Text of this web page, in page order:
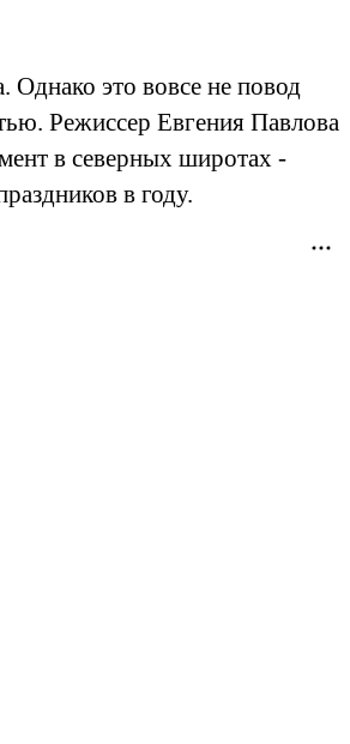
это вовсе не повод
Режиссер Евгения Павлова
в северных широтах -
в году.